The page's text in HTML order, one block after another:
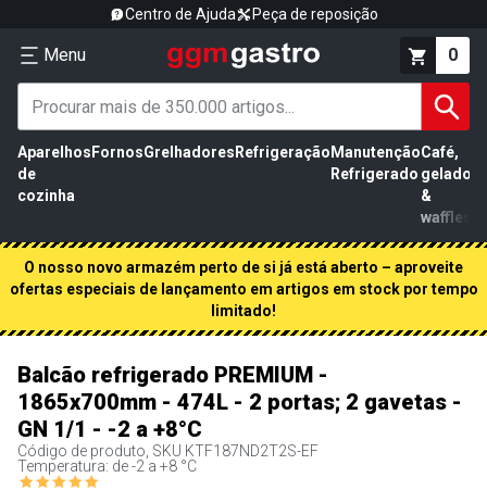
Centro de Ajuda Peça de reposição
Menu 0
Aparelhos
de
cozinha
FornosGrelhadores Refrigeração Manutenção
Refrigerado
Café,
gelados
&
waffles
O nosso novo armazém perto de si já está aberto – aproveite
ofertas especiais de lançamento em artigos em stock por tempo
limitado!
Balcão refrigerado PREMIUM -
1865x700mm - 474L - 2 portas; 2 gavetas -
GN 1/1 - -2 a +8°C
Código de produto, SKU KTF187ND2T2S-EF
Temperatura: de -2 a +8 °C